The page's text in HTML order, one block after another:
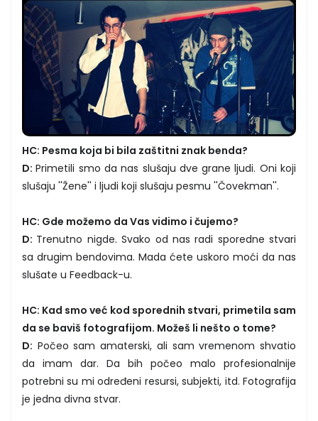
HC: Pesma koja bi bila zaštitni znak benda?
D:Primetili smo da nas slušaju dve grane ljudi. Oni koji
slušaju ''Žene'' i ljudi koji slušaju pesmu ''Čovekman''.
HC: Gde možemo da Vas vidimo i čujemo?
D: Trenutno nigde. Svako od nas radi sporedne stvari
sa drugim bendovima. Mada ćete uskoro moći da nas
slušate u Feedback-u.
HC: Kad smo već kod sporednih stvari, primetila sam
da se baviš fotografijom. Možeš li nešto o tome?
D: Počeo sam amaterski, ali sam vremenom shvatio
da imam dar. Da bih počeo malo profesionalnije
potrebni su mi određeni resursi, subjekti, itd. Fotografija
je jedna divna stvar.